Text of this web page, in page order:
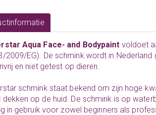
Aqua Face- and Bodypaint voldoet
2009/EG). De schmink wordt in
en niet getest op dieren.
schmink staat bekend om zijn hoge
dekken op de huid. De schmink is op
in gebruik voor zowel beginners als